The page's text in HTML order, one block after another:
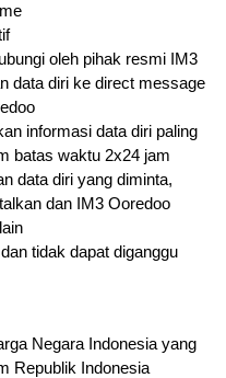
oleh pihak resmi IM3
data diri ke direct message
informasi data diri paling
batas waktu 2x24 jam
data diri yang diminta,
dan IM3 Ooredoo
tidak dapat diganggu
Negara Indonesia yang
Republik Indonesia